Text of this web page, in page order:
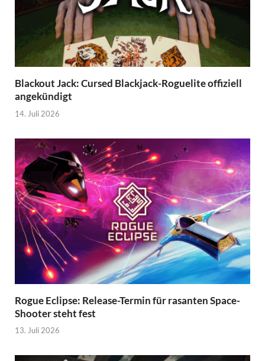
Blackout Jack: Cursed Blackjack-Roguelite offiziell
angekündigt
14. Juli 2026
Rogue Eclipse: Release-Termin für rasanten Space-
Shooter steht fest
13. Juli 2026